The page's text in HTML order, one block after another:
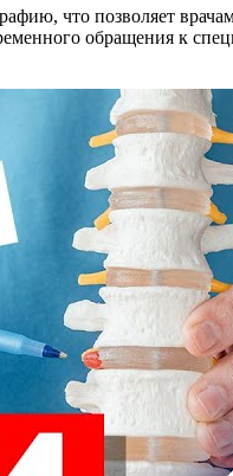
что позволяет
обращения к